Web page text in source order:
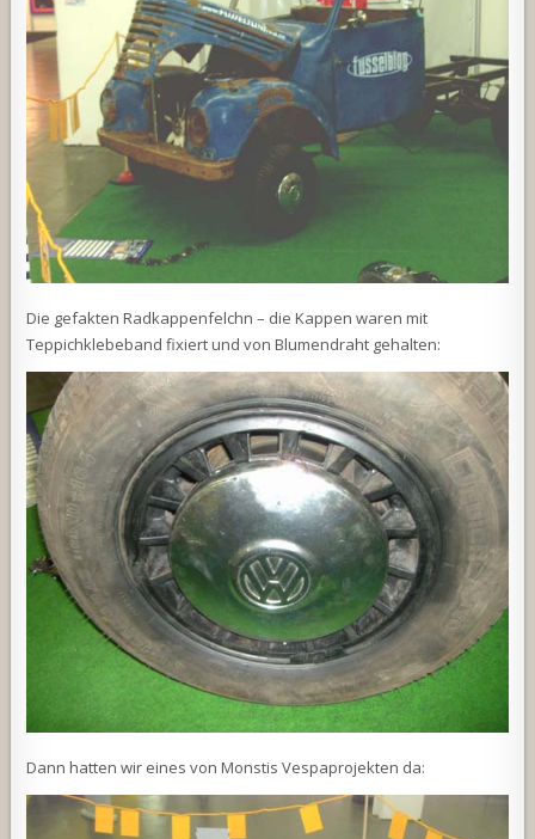
Die gefakten Radkappenfelchn – die Kappen waren mit
Teppichklebeband fixiert und von Blumendraht gehalten:
Dann hatten wir eines von Monstis Vespaprojekten da: